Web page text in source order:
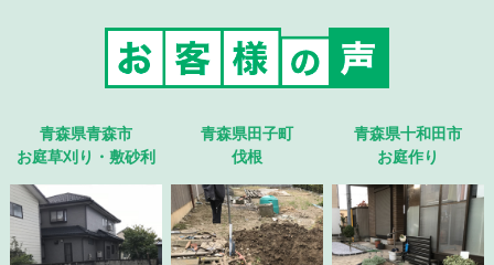
青森県青森市
お庭草刈り・敷砂利
青森県田子町
伐根
青森県十和田市
お庭作り